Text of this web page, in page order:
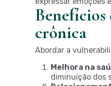
crônica
Abordar a
Melhora na
diminuição dos